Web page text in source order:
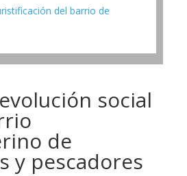
del barrio de
social
de
y pescadores